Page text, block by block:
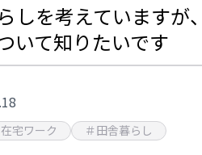
しを考えていますが
いて知りたいです
宅ワーク ＃田舎暮らし